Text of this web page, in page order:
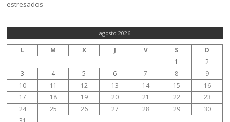
agosto 2026
L M X J V S
D
1
2
3
4 5 6 7 8
9
10
11 12 13 14 15
16
17
18 19 20 21 22
23
24
25 26 27 28 29
30